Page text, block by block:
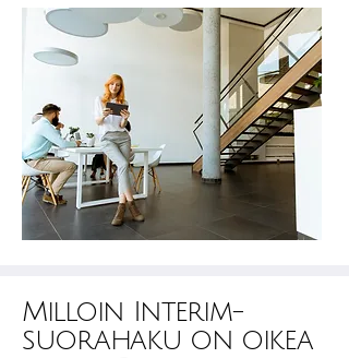
Milloin Interim-
suorahaku on oikea